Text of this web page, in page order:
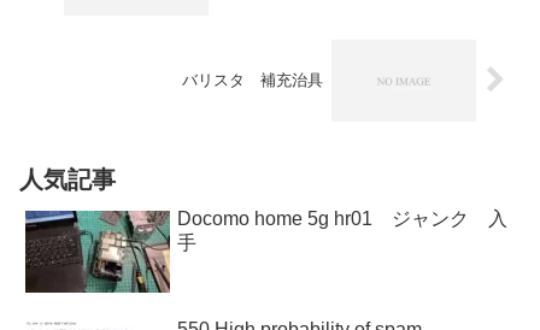
バリスタ 補充治具
人気記事
Docomo home 5g hr01 ジャンク 入
手